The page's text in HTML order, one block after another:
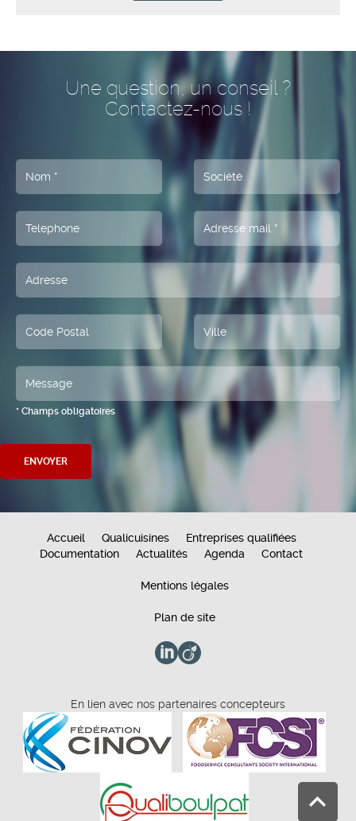
Une question, un conseil ?
Contactez-nous !
* Champs obligatoires
Accueil Qualicuisines
Entreprises qualifiées
Documentation
Actualités Agenda Contact
Mentions légales
Plan de site
En lien avec nos partenaires concepteurs